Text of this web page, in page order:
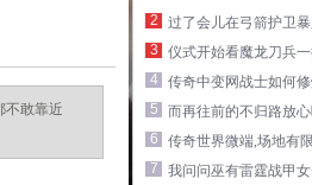
不敢靠近
2
过了会儿在弓箭护卫
3
仪式开始看魔龙刀兵
4
传奇中变网战士如何
5
而再往前的不归路放
6
传奇世界微端,场地
7
我问问巫有雷霆战甲